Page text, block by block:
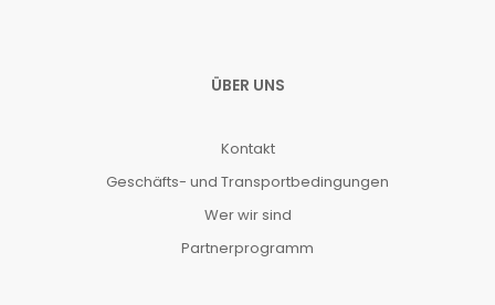
ÜBER UNS
Kontakt
Geschäfts- und Transportbedingungen
Wer wir sind
Partnerprogramm